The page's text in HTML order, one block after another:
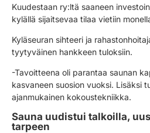
Kuudestaan ry:ltä saaneen
kylällä sijaitsevaa tilaa vietiin
Kyläseuran sihteeri ja
tyytyväinen hankkeen tuloksiin.
-Tavoitteena oli parantaa saunan
kasvaneen suosion vuoksi. Lisäksi
ajanmukainen kokoustekniikka.
Sauna uudistui talkoilla,
tarpeen